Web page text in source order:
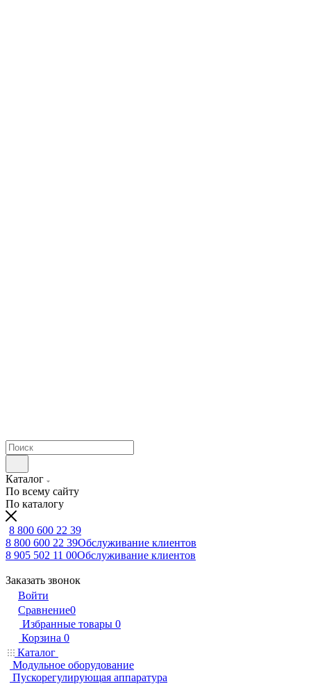
Каталог
По всему сайту
По каталогу
8 800 600 22 39
8 800 600 22 39Обслуживание клиентов
8 905 502 11 00Обслуживание клиентов
Заказать звонок
Войти
Сравнение0
Избранные товары 0
Корзина 0
Каталог
Модульное оборудование
Пускорегулирующая аппаратура